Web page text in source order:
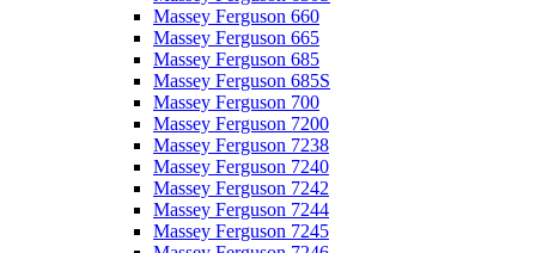
Massey Ferguson 660
Massey Ferguson 665
Massey Ferguson 685
Massey Ferguson 685S
Massey Ferguson 700
Massey Ferguson 7200
Massey Ferguson 7238
Massey Ferguson 7240
Massey Ferguson 7242
Massey Ferguson 7244
Massey Ferguson 7245